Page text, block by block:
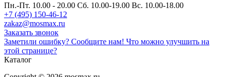
Пн.-Пт. 10.00 - 20.00 Сб. 10.00-19.00 Вс. 10.00-18.00
+7 (495) 150-46-12
zakaz@mosmax.ru
Заказать звонок
Заметили ошибку? Сообщите нам! Что можно улучшить на
этой странице?
Каталог